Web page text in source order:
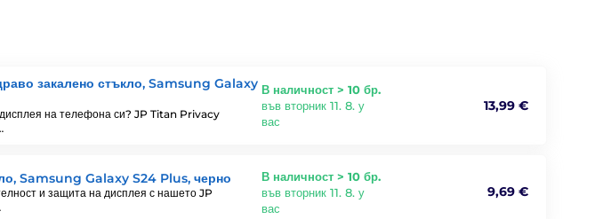
закалено стъкло, Samsung Galaxy
на телефона си? JP Titan Privacy
В наличност > 10 бр.
във вторник 11. 8. у
вас
13,99 €
Samsung Galaxy S24 Plus, черно
и защита на дисплея с нашето JP
В наличност > 10 бр.
във вторник 11. 8. у
вас
9,69 €